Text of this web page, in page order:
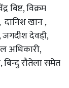
बिष्ट, विक्रम
दानिश खान ,
जगदीश देवडी़,
अधिकारी,
रौतेला समेत